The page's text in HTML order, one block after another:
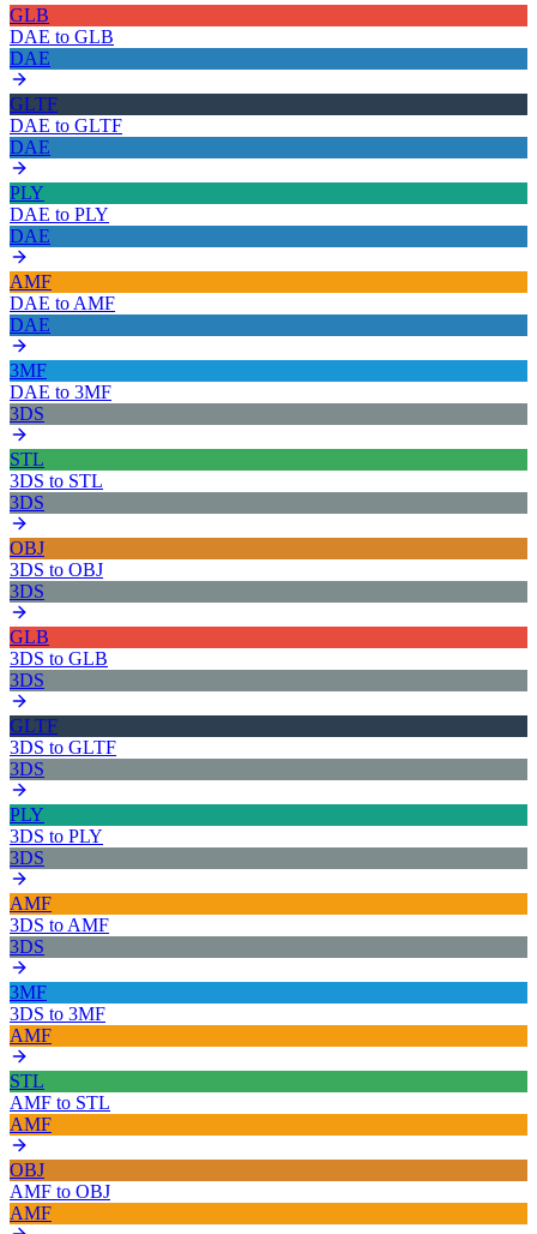
GLB
DAE to GLB
DAE
GLTF
DAE to GLTF
DAE
PLY
DAE to PLY
DAE
AMF
DAE to AMF
DAE
3MF
DAE to 3MF
3DS
STL
3DS to STL
3DS
OBJ
3DS to OBJ
3DS
GLB
3DS to GLB
3DS
GLTF
3DS to GLTF
3DS
PLY
3DS to PLY
3DS
AMF
3DS to AMF
3DS
3MF
3DS to 3MF
AMF
STL
AMF to STL
AMF
OBJ
AMF to OBJ
AMF